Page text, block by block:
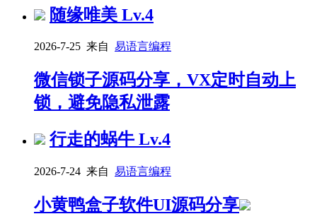
随缘唯美 Lv.4
2026-7-25 来自 易语言编程
微信锁子源码分享，VX定时自动上
锁，避免隐私泄露
行走的蜗牛 Lv.4
2026-7-24 来自 易语言编程
小黄鸭盒子软件UI源码分享